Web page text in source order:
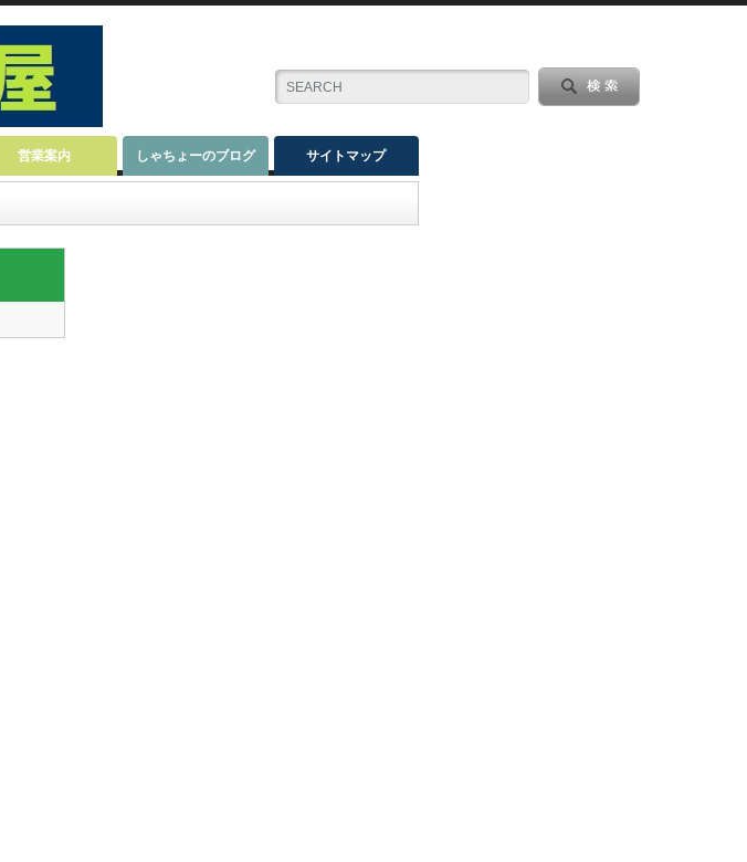
営業案内 しゃちょーのブログ サイトマップ